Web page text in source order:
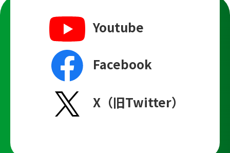
Youtube
Facebook
X（旧Twitter）